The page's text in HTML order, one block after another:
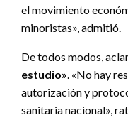
el movimiento
minoristas», admitió.
De todos modos,
estudio». «No hay
autorización y
sanitaria nacional»,